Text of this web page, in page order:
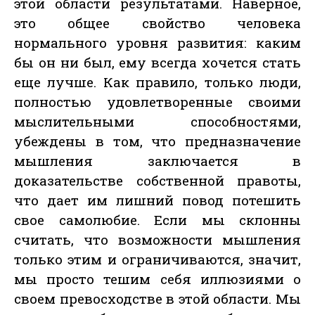
это общее свойство человека
нормального уровня развития: каким
бы он ни был, ему всегда хочется стать
еще лучше. Как правило, только люди,
полностью удовлетворенные своими
мыслительными способностями,
убеждены в том, что предназначение
мышления заключается в
доказательстве собственной правоты,
что дает им лишний повод потешить
свое самолюбие. Если мы склонны
считать, что возможности мышления
только этим и ограничиваются, значит,
мы просто тешим себя иллюзиями о
своем превосходстве в этой области. Мы